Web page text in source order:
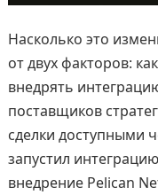
Насколько это
от двух факторов:
внедрять
поставщиков
сделки доступными
запустил
внедрение Pelican